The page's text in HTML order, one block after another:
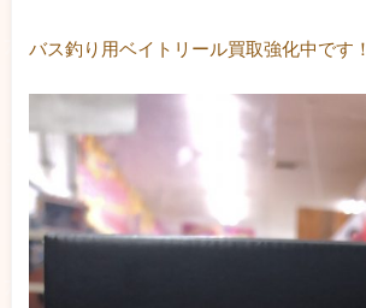
バス釣り用ベイトリール買取強化中です！